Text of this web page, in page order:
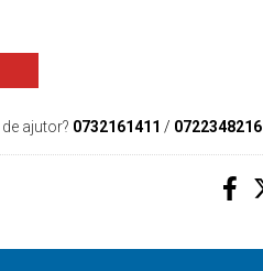
ajutor? 0732161411 / 0722348216